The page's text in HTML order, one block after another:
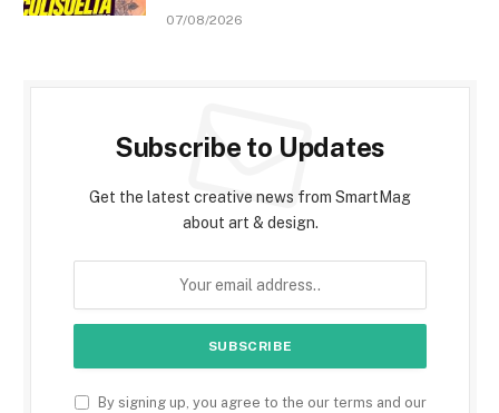
07/08/2026
Subscribe to Updates
Get the latest creative news from SmartMag
about art & design.
By signing up, you agree to the our terms and our